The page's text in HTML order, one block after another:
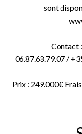
sont
Contact
06.87.68.79.07 /
Prix : 249.000€